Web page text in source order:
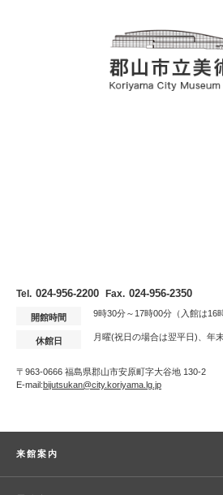
Tel. 024-956-2200 Fax. 024-956-2350
開館時間 9時30分～17時00分（入館は16
休館日 月曜(祝日の場合は翌平日)、年
〒963-0666 福島県郡山市安原町字大谷地 130-2
E-mail:bijutsukan@city.koriyama.lg.jp
来館案内